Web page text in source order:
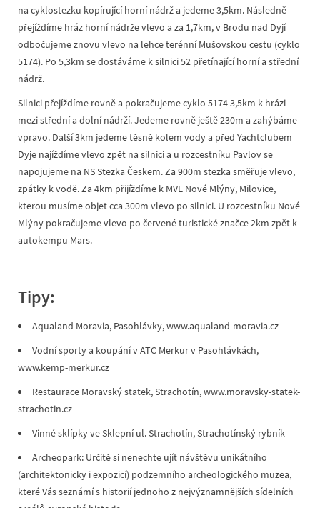
na cyklostezku kopírující horní nádrž a jedeme 3,5km. Následně
přejíždíme hráz horní nádrže vlevo a za 1,7km, v Brodu nad Dyjí
odbočujeme znovu vlevo na lehce terénní Mušovskou cestu (cyklo
5174). Po 5,3km se dostáváme k silnici 52 přetínající horní a střední
nádrž.
Silnici přejíždíme rovně a pokračujeme cyklo 5174 3,5km k hrázi
mezi střední a dolní nádrží. Jedeme rovně ještě 230m a zahýbáme
vpravo. Další 3km jedeme těsně kolem vody a před Yachtclubem
Dyje najíždíme vlevo zpět na silnici a u rozcestníku Pavlov se
napojujeme na NS Stezka Českem. Za 900m stezka směřuje vlevo,
zpátky k vodě. Za 4km přijíždíme k MVE Nové Mlýny, Milovice,
kterou musíme objet cca 300m vlevo po silnici. U rozcestníku Nové
Mlýny pokračujeme vlevo po červené turistické značce 2km zpět k
autokempu Mars.
Tipy:
Aqualand Moravia, Pasohlávky, www.aqualand-moravia.cz
Vodní sporty a koupání v ATC Merkur v Pasohlávkách,
www.kemp-merkur.cz
Restaurace Moravský statek, Strachotín, www.moravsky-statek-
strachotin.cz
Vinné sklípky ve Sklepní ul. Strachotín, Strachotínský rybník
Archeopark: Určitě si nenechte ujít návštěvu unikátního
(architektonicky i expozicí) podzemního archeologického muzea,
které Vás seznámí s historií jednoho z nejvýznamnějších sídelních